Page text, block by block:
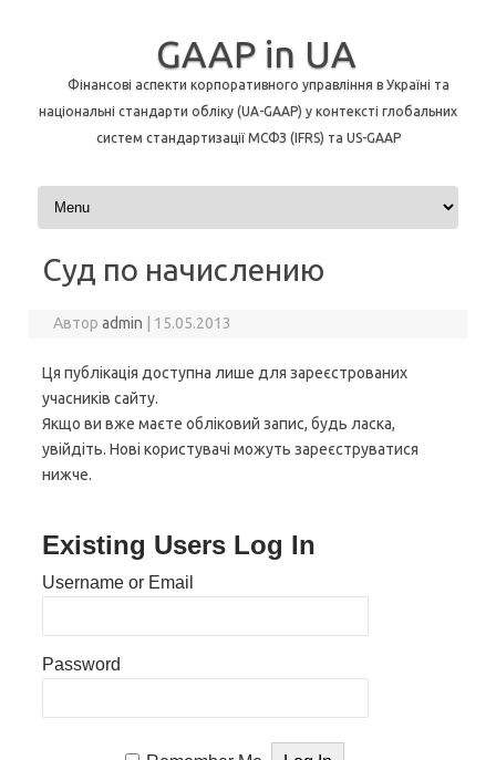
GAAP in UA
Фінансові аспекти корпоративного управління в Україні та
національні стандарти обліку (UA-GAAP) у контексті глобальних
систем стандартизації МСФЗ (IFRS) та US-GAAP
Перейти до контенту
Суд по начислению
Авторadmin 15.05.2013
Ця публікація доступна лише для зареєстрованих
учасників сайту.
Якщо ви вже маєте обліковий запис, будь ласка,
увійдіть. Нові користувачі можуть зареєструватися
нижче.
Existing Users Log In
Username or Email
Password